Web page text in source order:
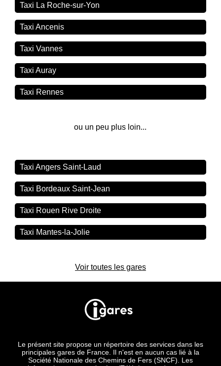
Taxi La Roche-sur-Yon
Taxi Ancenis
Taxi Vannes
Taxi Auray
Taxi Rennes
ou un peu plus loin...
Taxi Angers Saint-Laud
Taxi Bordeaux Saint-Jean
Taxi Rouen Rive Droite
Taxi Mantes-la-Jolie
Voir toutes les gares
Le présent site propose un répertoire des services dans les
principales gares de France. Il n'est en aucun cas lié à la
Société Nationale des Chemins de Fers (SNCF). Les